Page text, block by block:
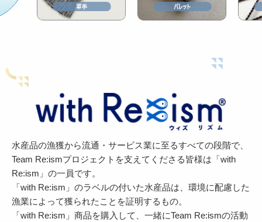
水産品の漁獲から流通・サービス業に至るすべての段階で、
Team Re:ismプロジェクトを支えてくださる皆様は「with
Re:ism」の一員です。
「with Re:ism」のラベルの付いた水産品は、 環境に配慮した
漁業によって獲られたことを証明するもの。
「with Re:ism」商品を購入して、一緒にTeam Re:ismの活動